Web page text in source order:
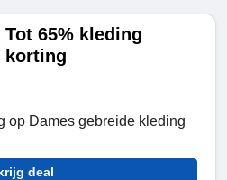
Tot 65% kleding
korting
op Dames gebreide kleding
deal